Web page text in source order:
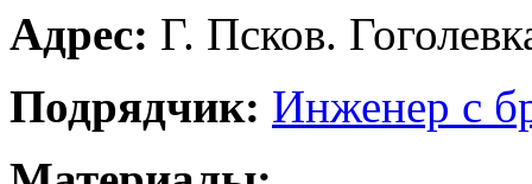
Адрес: Г. Псков.
Подрядчик: Инженер с